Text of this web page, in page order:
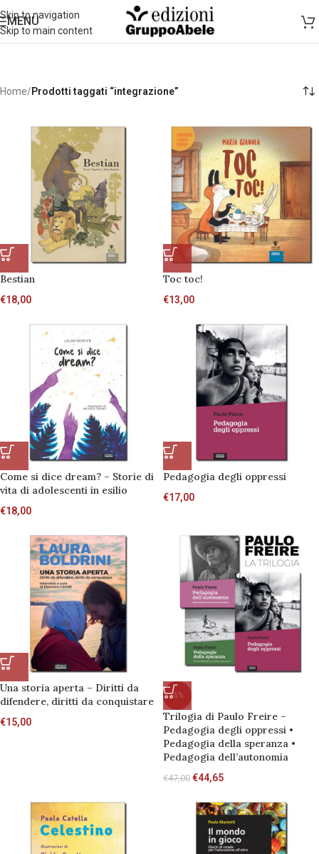
Skip to navigation
Skip to main content
MENU
Home/Prodotti taggati “integrazione”
Bestian
€18,00
Toc toc!
€13,00
Come si dice dream? – Storie di
vita di adolescenti in esilio
€18,00
Pedagogia degli oppressi
€17,00
Una storia aperta – Diritti da
difendere, diritti da conquistare
€15,00
-5%
Trilogia di Paulo Freire –
Pedagogia degli oppressi •
Pedagogia della speranza •
Pedagogia dell’autonomia
€47,00 €44,65